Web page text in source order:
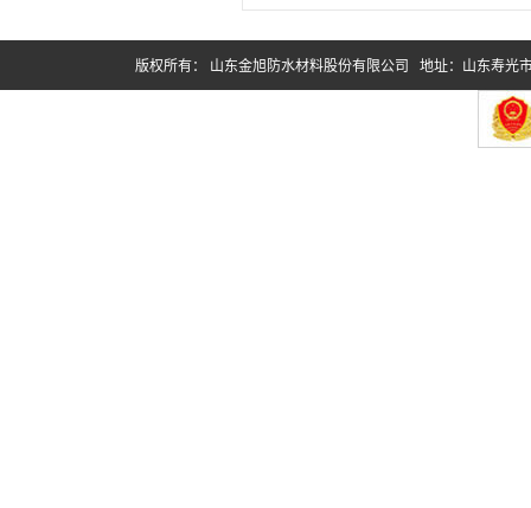
版权所有： 山东金旭防水材料股份有限公司 地址：山东寿